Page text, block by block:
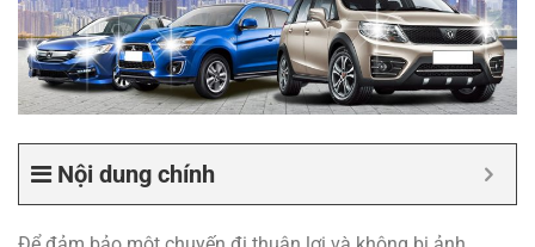
Nội dung chính